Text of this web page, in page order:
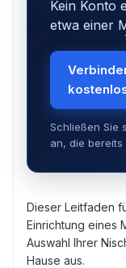
Kein Konto
etwa einer
Schließen Sie
an, die bereits
Dieser Leitfaden
Einrichtung eines
Auswahl Ihrer
Hause aus.